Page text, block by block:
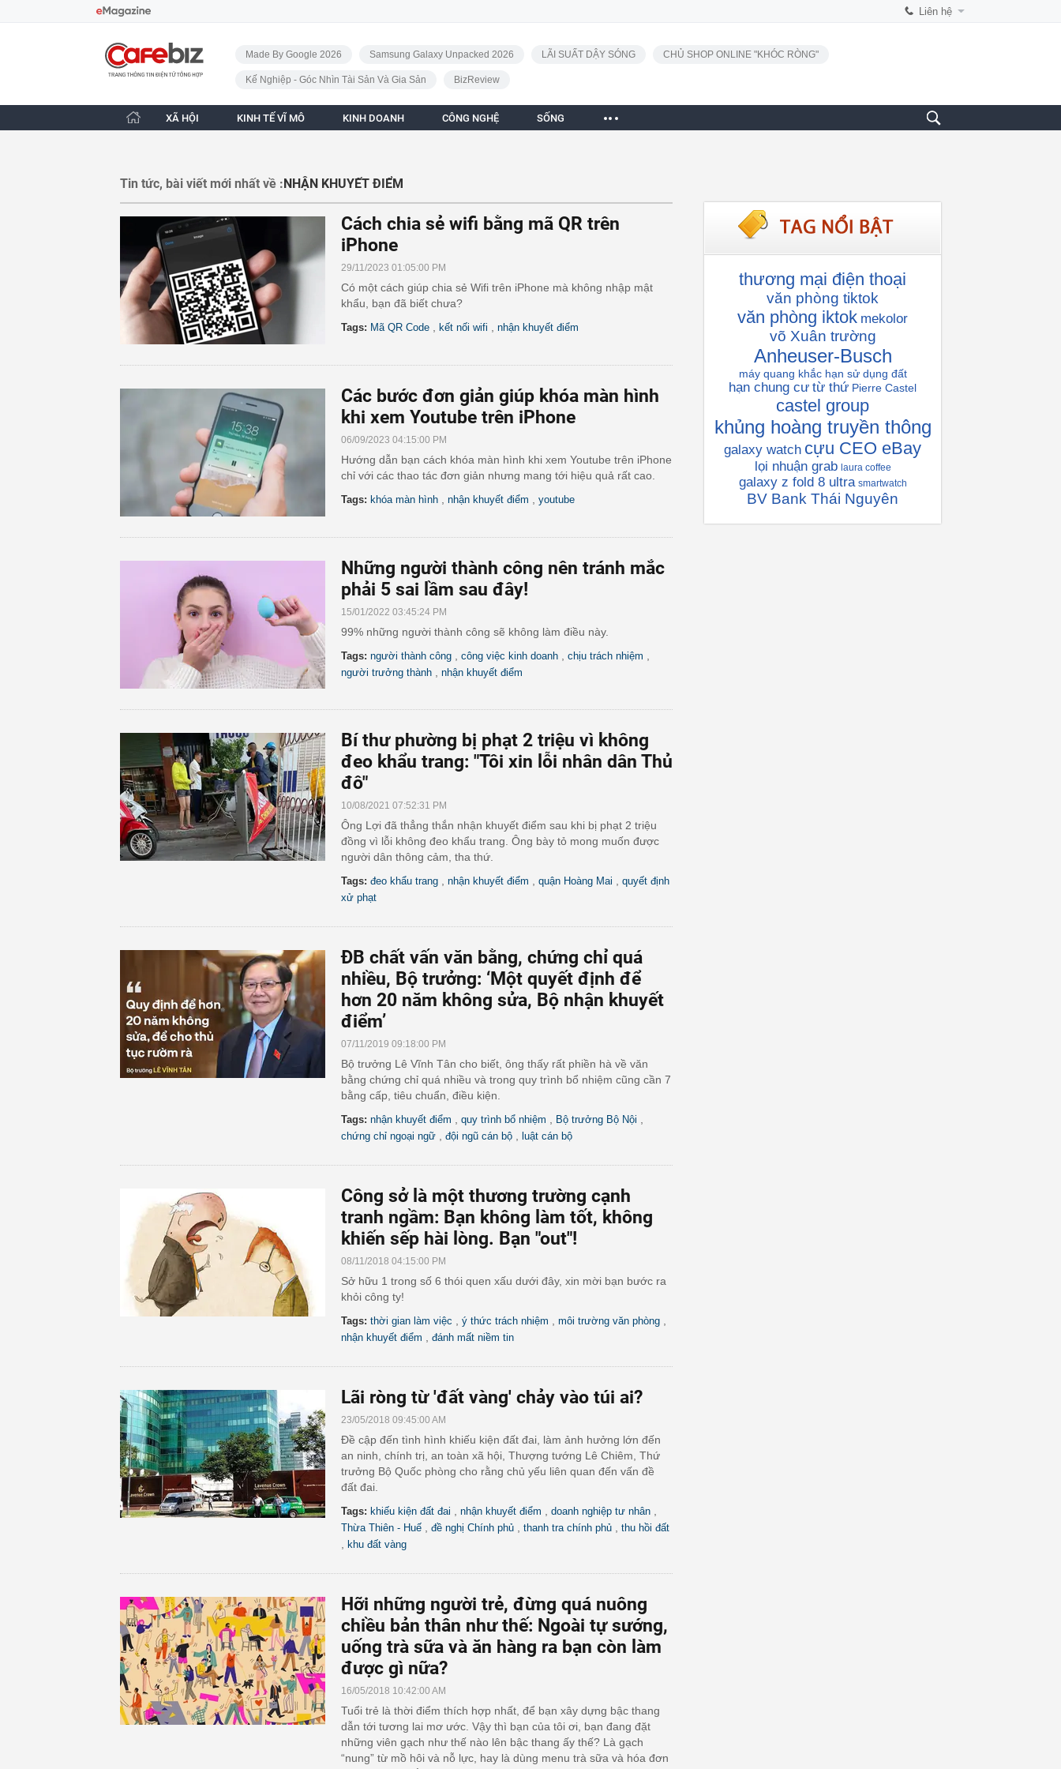
Liên hệ
CafeBiz - Trang chủ
Made By Google 2026
Samsung Galaxy Unpacked 2026 LÃI SUẤT DẬY SÓNG CHỦ SHOP ONLINE "KHÓC RÒNG"
Kế Nghiệp - Góc Nhìn Tài Sản Và Gia Sản BizReview
XÃ HỘI KINH TẾ VĨ MÔ KINH DOANH CÔNG NGHỆ SỐNG
Tin tức, bài viết mới nhất về :NHẬN KHUYẾT ĐIỂM
Cách chia sẻ wifi bằng mã QR trên
iPhone
29/11/2023 01:05:00 PM
Có một cách giúp chia sẻ Wifi trên iPhone mà không nhập mật
khẩu, bạn đã biết chưa?
Tags: Mã QR Code kết nối wifi nhận khuyết điểm
Các bước đơn giản giúp khóa màn hình
khi xem Youtube trên iPhone
06/09/2023 04:15:00 PM
Hướng dẫn bạn cách khóa màn hình khi xem Youtube trên iPhone
chỉ với các thao tác đơn giản nhưng mang tới hiệu quả rất cao.
Tags: khóa màn hình nhận khuyết điểm youtube
Những người thành công nên tránh mắc
phải 5 sai lầm sau đây!
15/01/2022 03:45:24 PM
99% những người thành công sẽ không làm điều này.
Tags: người thành công công việc kinh doanh chịu trách nhiệm
người trưởng thành nhận khuyết điểm
Bí thư phường bị phạt 2 triệu vì không
đeo khẩu trang: "Tôi xin lỗi nhân dân Thủ
đô"
10/08/2021 07:52:31 PM
Ông Lợi đã thẳng thắn nhận khuyết điểm sau khi bị phạt 2 triệu
đồng vì lỗi không đeo khẩu trang. Ông bày tỏ mong muốn được
người dân thông cảm, tha thứ.
Tags: đeo khẩu trang nhận khuyết điểm quận Hoàng Mai
quyết định
xử phạt
ĐB chất vấn văn bằng, chứng chỉ quá
nhiều, Bộ trưởng: ‘Một quyết định để
hơn 20 năm không sửa, Bộ nhận khuyết
điểm’
07/11/2019 09:18:00 PM
Bộ trưởng Lê Vĩnh Tân cho biết, ông thấy rất phiền hà về văn
bằng chứng chỉ quá nhiều và trong quy trình bổ nhiệm cũng cần 7
bằng cấp, tiêu chuẩn, điều kiện.
Tags: nhận khuyết điểm quy trình bổ nhiệm Bộ trưởng Bộ Nội
chứng chỉ ngoại ngữ đội ngũ cán bộ luật cán bộ
Công sở là một thương trường cạnh
tranh ngầm: Bạn không làm tốt, không
khiến sếp hài lòng. Bạn "out"!
08/11/2018 04:15:00 PM
Sở hữu 1 trong số 6 thói quen xấu dưới đây, xin mời bạn bước ra
khỏi công ty!
Tags: thời gian làm việc ý thức trách nhiệm môi trường văn phòng
nhận khuyết điểm đánh mất niềm tin
Lãi ròng từ 'đất vàng' chảy vào túi ai?
23/05/2018 09:45:00 AM
Đề cập đến tình hình khiếu kiện đất đai, làm ảnh hưởng lớn đến
an ninh, chính trị, an toàn xã hội, Thượng tướng Lê Chiêm, Thứ
trưởng Bộ Quốc phòng cho rằng chủ yếu liên quan đến vấn đề
đất đai.
Tags: khiếu kiện đất đai nhận khuyết điểm doanh nghiệp tư nhân
Thừa Thiên - Huế đề nghị Chính phủ thanh tra chính phủ thu hồi đất
khu đất vàng
Hỡi những người trẻ, đừng quá nuông
chiều bản thân như thế: Ngoài tự sướng,
uống trà sữa và ăn hàng ra bạn còn làm
được gì nữa?
16/05/2018 10:42:00 AM
Tuổi trẻ là thời điểm thích hợp nhất, để bạn xây dựng bậc thang
dẫn tới tương lai mơ ước. Vậy thì bạn của tôi ơi, bạn đang đặt
những viên gạch như thế nào lên bậc thang ấy thế? Là gạch
“nung” từ mồ hôi và nỗ lực, hay là dùng menu trà sữa và hóa đơn
thương mại điện thoại
văn phòng tiktok
văn phòng iktok mekolor
võ Xuân trường
Anheuser-Busch
máy quang khắc hạn sử dụng đất
hạn chung cư từ thứ Pierre Castel
castel group
khủng hoàng truyền thông
galaxy watch cựu CEO eBay
lọi nhuận grab laura coffee
galaxy z fold 8 ultra smartwatch
BV Bank Thái Nguyên